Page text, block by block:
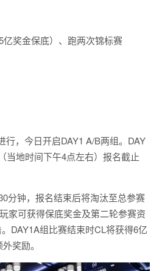
亿奖金保底）、跑两次锦标赛
行，今日开启DAY1 A/B两组。DAY
当地时间下午4点左右）报名截止
分钟，报名结束后将淘汰至总参赛
家可获得保底奖金及第二轮参赛资
DAY1A组比赛结束时CL将获得6亿
奖励。